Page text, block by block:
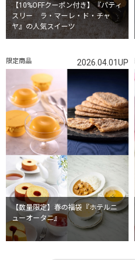
【10%OFFクーポン付き】『パティ
スリー ラ・マーレ・ド・チャ
ヤ』の人気スイーツ
【数量限定】春の福袋『ホテルニ
ューオータニ』
限定商品 2026.04.01UP